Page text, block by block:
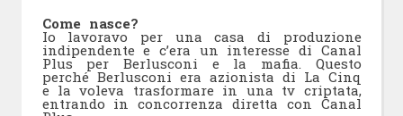
Come nasce?
Io lavoravo per una casa di produzione
indipendente e c’era un interesse di Canal
Plus per Berlusconi e la mafia. Questo
perché Berlusconi era azionista di La Cinq
e la voleva trasformare in una tv criptata,
entrando in concorrenza diretta con Canal